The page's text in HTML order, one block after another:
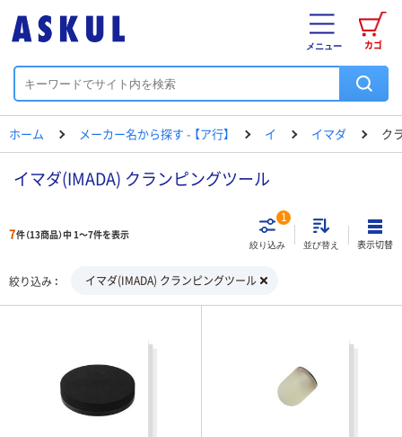
カゴ
メニュー
ホーム メーカー名から探す - 【ア行】 イ イマダ ク
イマダ(IMADA) クランピングツール
7件（13商品）中 1～7件を表示
絞り込み
1
並び替え 表示切替
絞り込み イマダ(IMADA) クランピングツール